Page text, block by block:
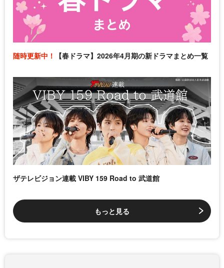
随時更新中！ 【春ドラマ】2026年4月期の新ドラマまとめ一覧
ザテレビジョン連載 VIBY 159 Road to 武道館
もっと見る